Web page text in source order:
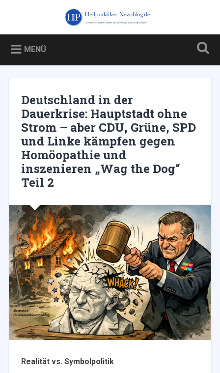
Heilpraktiker-Newsblog.de
Blog über und für Heilpraktiker – und über die Kampagne
gegen sie
MENÜ
Deutschland in der
Dauerkrise: Hauptstadt ohne
Strom – aber CDU, Grüne, SPD
und Linke kämpfen gegen
Homöopathie und
inszenieren „Wag the Dog“
Teil 2
Realität vs. Symbolpolitik